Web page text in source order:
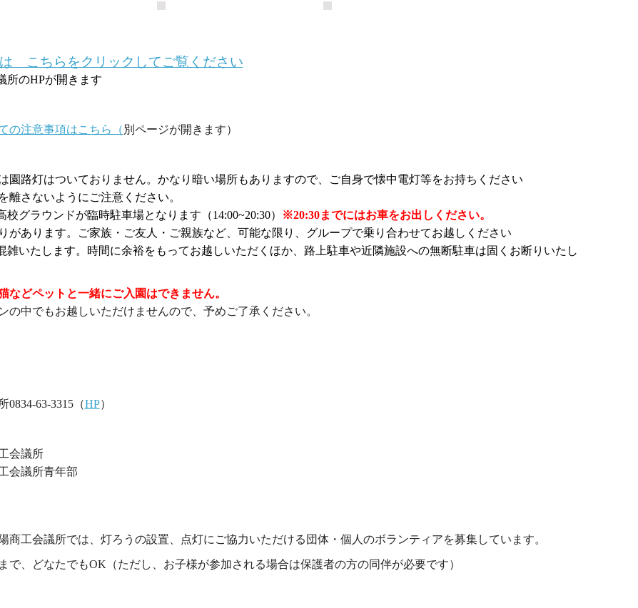
こちらをクリックしてご覧ください
所のHPが開きます
の注意事項はこちら（ 別ページが開きます）
園路灯はついておりません。かなり暗い場所もありますので、ご自身で懐中電灯等をお持ちください
さないようにご注意ください。
グラウンドが臨時駐車場となります（14:00~20:30）
※20:30までにはお車をお出しください。
があります。ご家族・ご友人・ご親族など、可能な限り、グループで乗り合わせてお越しください
雑いたします。時間に余裕をもってお越しいただくほか、路上駐車や近隣施設への無断駐車は固くお断りいたし
などペットと一緒にご入園はできません。
中でもお越しいただけませんので、予めご了承ください。
0834-63-3315（HP）
会議所
会議所青年部
商工会議所では、灯ろうの設置、点灯にご協力いただける団体・個人のボランティアを募集しています。
で、どなたでもOK（ただし、お子様が参加される場合は保護者の方の同伴が必要です）